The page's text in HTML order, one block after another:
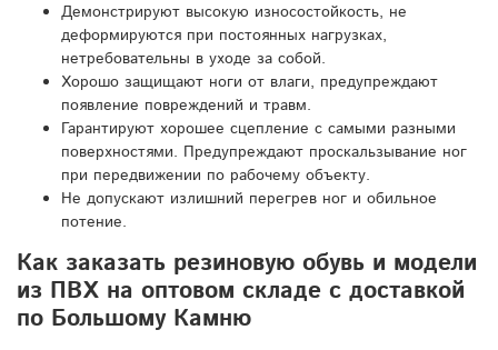
Демонстрируют высокую износостойкость, не
деформируются при постоянных нагрузках,
нетребовательны в уходе за собой.
Хорошо защищают ноги от влаги, предупреждают
появление повреждений и травм.
Гарантируют хорошее сцепление с самыми разными
поверхностями. Предупреждают проскальзывание ног
при передвижении по рабочему объекту.
Не допускают излишний перегрев ног и обильное
потение.
Как заказать резиновую обувь и модели
из ПВХ на оптовом складе с доставкой
по Большому Камню